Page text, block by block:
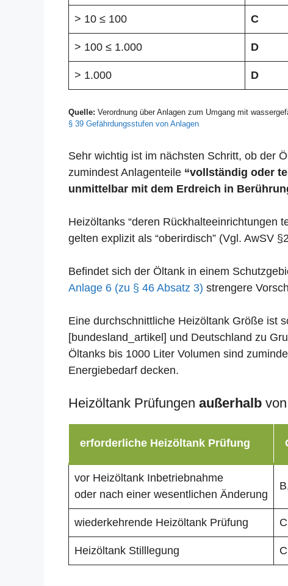
> 10 ≤ 100 C
> 100 ≤ 1.000 D
> 1.000 D
Quelle: Verordnung über Anlagen zum Umgang mit
§ 39 Gefährdungsstufen von Anlagen
Sehr wichtig ist im nächsten Schritt, ob der
zumindest Anlagenteile “vollständig oder
unmittelbar mit dem Erdreich in
Heizöltanks “deren Rückhalteeinrichtungen
gelten explizit als “oberirdisch” (Vgl. AwSV
Befindet sich der Öltank in einem
Anlage 6 (zu § 46 Absatz 3) strengere
Eine durchschnittliche Heizöltank Größe ist
[bundesland_artikel] und Deutschland zu
Öltanks bis 1000 Liter Volumen sind
Energiebedarf decken.
Heizöltank Prüfungen außerhalb
erforderliche Heizöltank Prüfung
vor Heizöltank Inbetriebnahme
oder nach einer wesentlichen Änderung
wiederkehrende Heizöltank Prüfung
Heizöltank Stilllegung